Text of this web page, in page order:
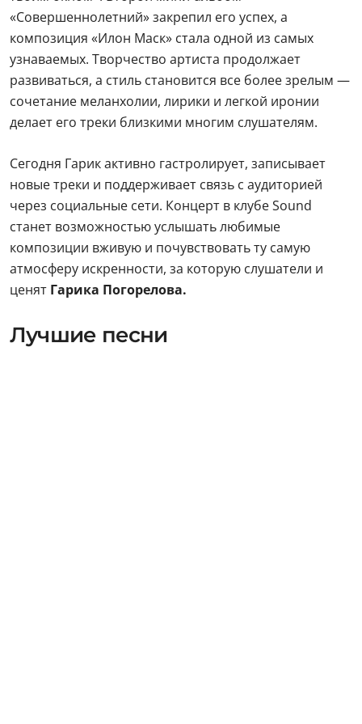
«Совершеннолетний» закрепил его успех, а
композиция «Илон Маск» стала одной из самых
узнаваемых. Творчество артиста продолжает
развиваться, а стиль становится все более зрелым —
сочетание меланхолии, лирики и легкой иронии
делает его треки близкими многим слушателям.
Сегодня Гарик активно гастролирует, записывает
новые треки и поддерживает связь с аудиторией
через социальные сети. Концерт в клубе Sound
станет возможностью услышать любимые
композиции вживую и почувствовать ту самую
атмосферу искренности, за которую слушатели и
ценят Гарика Погорелова.
Лучшие песни